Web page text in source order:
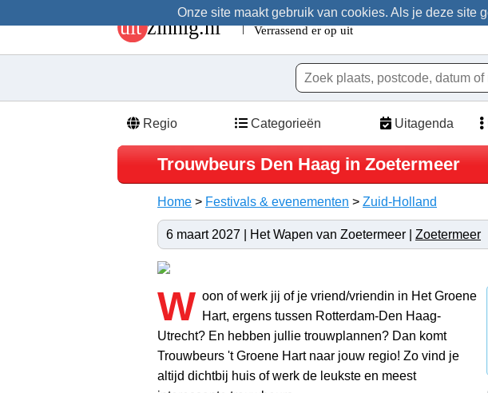
Onze site maakt gebruik van cookies. Als je deze site
Regio Categorieën Uitagenda
Trouwbeurs Den Haag in Zoetermeer
Home > Festivals & evenementen > Zuid-Holland
6 maart 2027 | Het Wapen van Zoetermeer | Zoetermeer
W oon of werk jij of je vriend/vriendin in Het Groene
Hart, ergens tussen Rotterdam-Den Haag-
Utrecht? En hebben jullie trouwplannen? Dan komt
Trouwbeurs 't Groene Hart naar jouw regio! Zo vind je
altijd dichtbij huis of werk de leukste en meest